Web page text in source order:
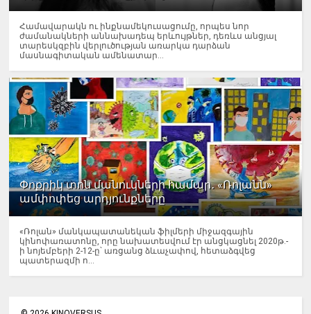
Համավարակն ու ինքնամեկուսացումը, որպես նոր
ժամանակների աննախադեպ երևույթներ, դեռևս անցյալ
տարեսկզբին վերլուծության առարկա դարձան
մասնագիտական ամենատար...
Փոքրիկ տոն մանուկների համար․ «Ռոլանն»
ամփոփեց արդյունքները
«Ռոլան» մանկապատանեկան ֆիլմերի միջազգային
կինոփառատոնը, որը նախատեսվում էր անցկացնել 2020թ.-
ի նոյեմբերի 2-12-ը՝ առցանց ձևաչափով, հետաձգվեց
պատերազմի ո...